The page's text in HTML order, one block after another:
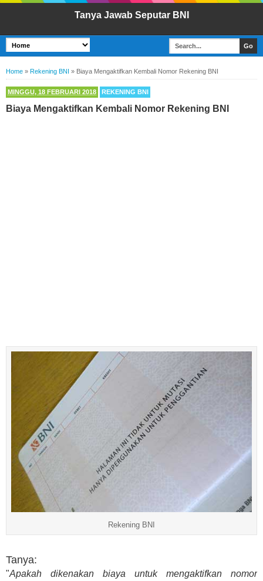
Tanya Jawab Seputar BNI
Home » Rekening BNI » Biaya Mengaktifkan Kembali Nomor Rekening BNI
MINGGU, 18 FEBRUARI 2018 REKENING BNI
Biaya Mengaktifkan Kembali Nomor Rekening BNI
Rekening BNI
Tanya:
"Apakah dikenakan biaya untuk mengaktifkan nomor